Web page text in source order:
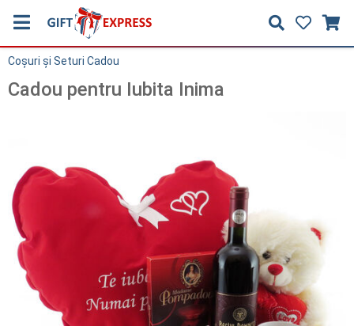
Coşuri și Seturi Cadou
Cadou pentru Iubita Inima